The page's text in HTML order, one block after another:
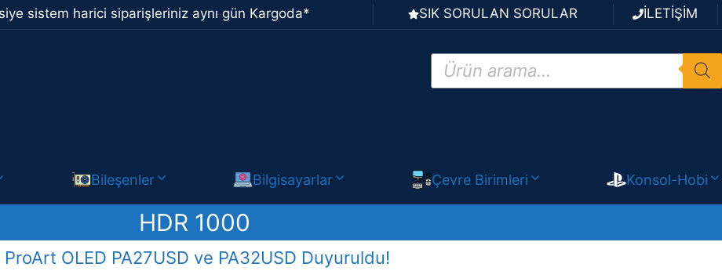
sistem harici siparişleriniz aynı gün Kargoda* SIK SORULAN SORULAR İLETİŞİM
Products
search
Bileşenler Bilgisayarlar Çevre Birimleri Konsol-Hobi
HDR 1000
ProArt OLED PA27USD ve PA32USD Duyuruldu!